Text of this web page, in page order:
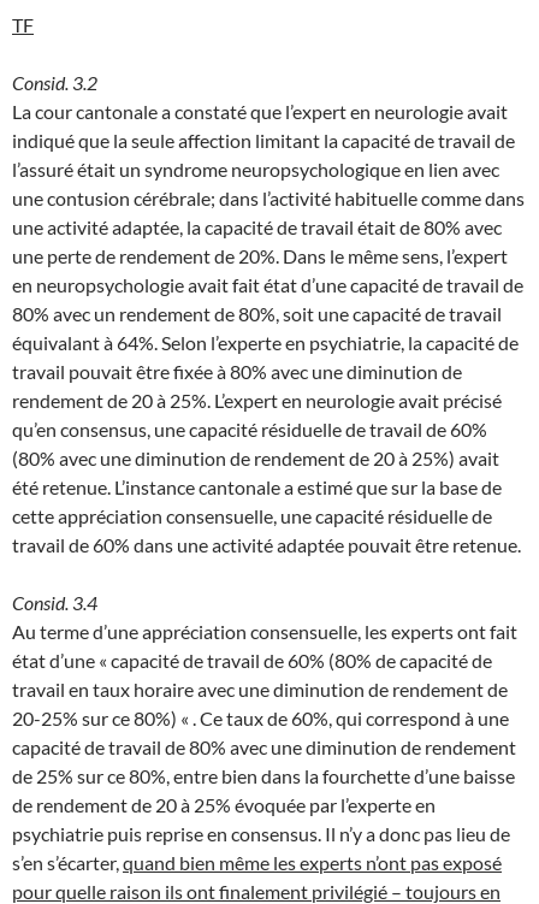
TF
Consid. 3.2
La cour cantonale a constaté que l’expert en neurologie avait
indiqué que la seule affection limitant la capacité de travail de
l’assuré était un syndrome neuropsychologique en lien avec
une contusion cérébrale; dans l’activité habituelle comme dans
une activité adaptée, la capacité de travail était de 80% avec
une perte de rendement de 20%. Dans le même sens, l’expert
en neuropsychologie avait fait état d’une capacité de travail de
80% avec un rendement de 80%, soit une capacité de travail
équivalant à 64%. Selon l’experte en psychiatrie, la capacité de
travail pouvait être fixée à 80% avec une diminution de
rendement de 20 à 25%. L’expert en neurologie avait précisé
qu’en consensus, une capacité résiduelle de travail de 60%
(80% avec une diminution de rendement de 20 à 25%) avait
été retenue. L’instance cantonale a estimé que sur la base de
cette appréciation consensuelle, une capacité résiduelle de
travail de 60% dans une activité adaptée pouvait être retenue.
Consid. 3.4
Au terme d’une appréciation consensuelle, les experts ont fait
état d’une « capacité de travail de 60% (80% de capacité de
travail en taux horaire avec une diminution de rendement de
20-25% sur ce 80%) « . Ce taux de 60%, qui correspond à une
capacité de travail de 80% avec une diminution de rendement
de 25% sur ce 80%, entre bien dans la fourchette d’une baisse
de rendement de 20 à 25% évoquée par l’experte en
psychiatrie puis reprise en consensus. Il n’y a donc pas lieu de
s’en s’écarter, quand bien même les experts n’ont pas exposé
pour quelle raison ils ont finalement privilégié – toujours en